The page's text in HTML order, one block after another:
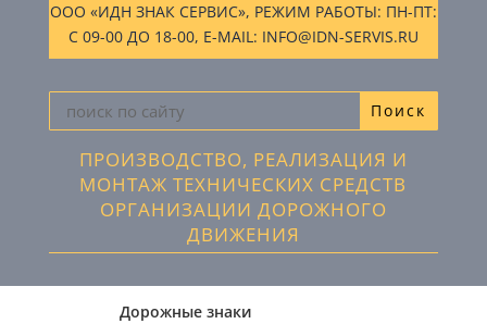
ООО «ИДН ЗНАК СЕРВИС», РЕЖИМ РАБОТЫ: ПН-ПТ:
С 09-00 ДО 18-00, E-MAIL: INFO@IDN-SERVIS.RU
ПРОИЗВОДСТВО, РЕАЛИЗАЦИЯ И
МОНТАЖ ТЕХНИЧЕСКИХ СРЕДСТВ
ОРГАНИЗАЦИИ ДОРОЖНОГО
ДВИЖЕНИЯ
Дорожные знаки